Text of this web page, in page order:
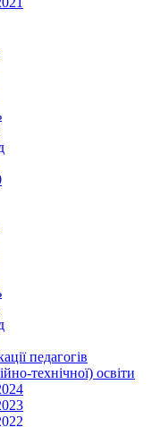
педагогів
технічної) освіти